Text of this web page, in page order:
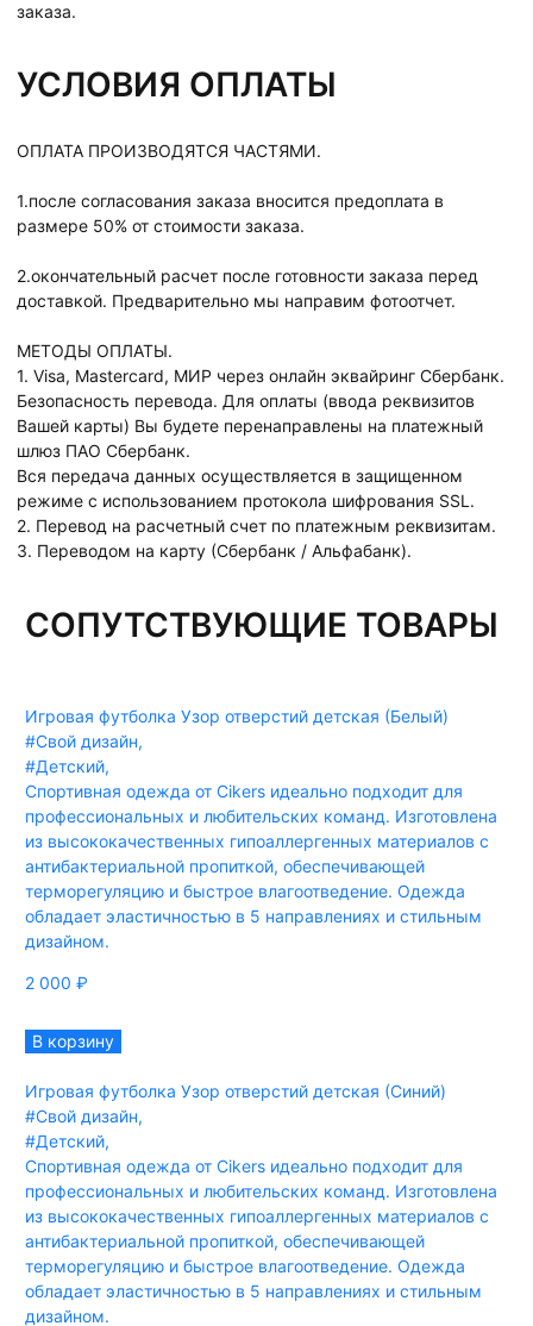
заказа.
УСЛОВИЯ ОПЛАТЫ
ОПЛАТА ПРОИЗВОДЯТСЯ ЧАСТЯМИ.
1.после согласования заказа вносится предоплата в
размере 50% от стоимости заказа.
2.окончательный расчет после готовности заказа перед
доставкой. Предварительно мы направим фотоотчет.
МЕТОДЫ ОПЛАТЫ.
1. Visa, Mastercard, МИР через онлайн эквайринг Сбербанк.
Безопасность перевода. Для оплаты (ввода реквизитов
Вашей карты) Вы будете перенаправлены на платежный
шлюз ПАО Сбербанк.
Вся передача данных осуществляется в защищенном
режиме с использованием протокола шифрования SSL.
2. Перевод на расчетный счет по платежным реквизитам.
3. Переводом на карту (Сбербанк / Альфабанк).
СОПУТСТВУЮЩИЕ ТОВАРЫ
Игровая футболка Узор отверстий детская (Белый)
#Свой дизайн,
#Детский,
Спортивная одежда от Cikers идеально подходит для
профессиональных и любительских команд. Изготовлена
из высококачественных гипоаллергенных материалов с
антибактериальной пропиткой, обеспечивающей
терморегуляцию и быстрое влагоотведение. Одежда
обладает эластичностью в 5 направлениях и стильным
дизайном.
2 000 ₽
В корзину
Игровая футболка Узор отверстий детская (Синий)
#Свой дизайн,
#Детский,
Спортивная одежда от Cikers идеально подходит для
профессиональных и любительских команд. Изготовлена
из высококачественных гипоаллергенных материалов с
антибактериальной пропиткой, обеспечивающей
терморегуляцию и быстрое влагоотведение. Одежда
обладает эластичностью в 5 направлениях и стильным
дизайном.